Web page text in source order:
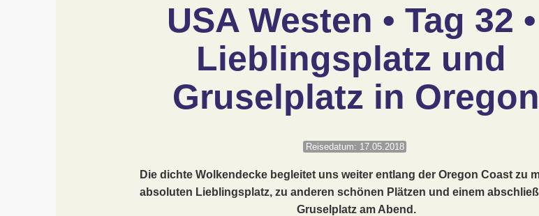
USA Westen • Tag 32 •
Lieblingsplatz und
Gruselplatz in Oregon
Reisedatum: 17.05.2018
Die dichte Wolkendecke begleitet uns weiter entlang der Oregon Coast zu
absoluten Lieblingsplatz, zu anderen schönen Plätzen und einem
Gruselplatz am Abend.